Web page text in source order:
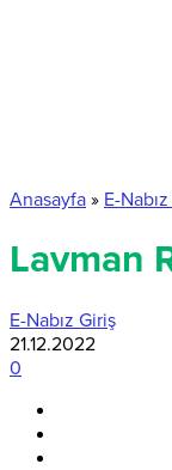
Anasayfa » E-
Lavman
E-Nabız Giriş
21.12.2022
0